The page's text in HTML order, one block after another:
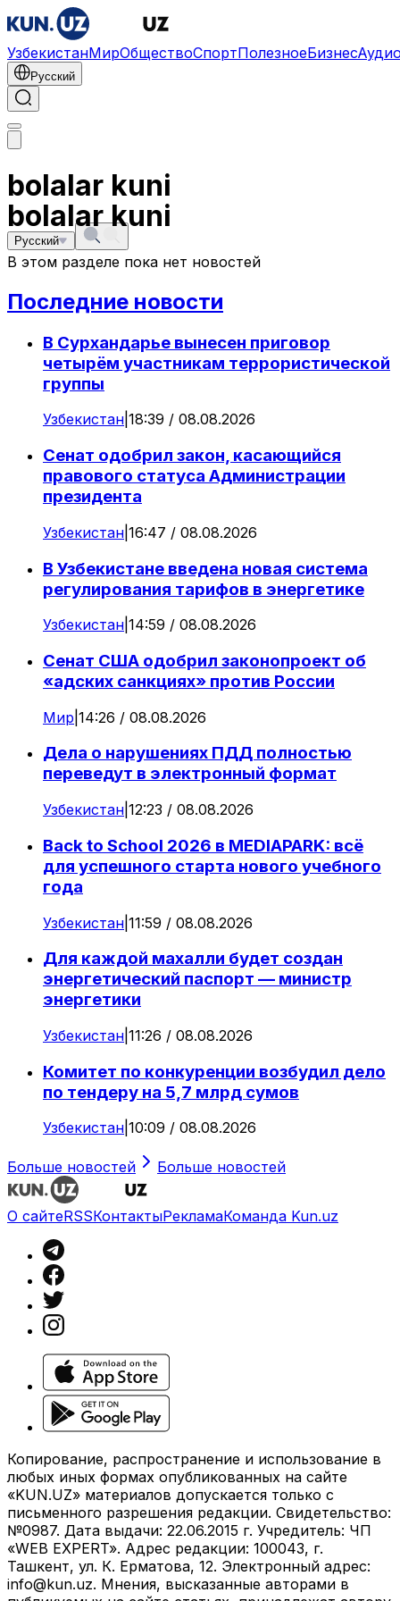
УзбекистанМирОбществоСпортПолезноеБизнес
Русский
bolalar kuni
Русский
bolalar kuni
В этом разделе пока нет новостей
Последние новости
В Сурхандарье вынесен приговор
четырём участникам террористической
группы
Узбекистан 18:39 / 08.08.2026
Сенат одобрил закон, касающийся
правового статуса Администрации
президента
Узбекистан 16:47 / 08.08.2026
В Узбекистане введена новая система
регулирования тарифов в энергетике
Узбекистан 14:59 / 08.08.2026
Сенат США одобрил законопроект об
«адских санкциях» против России
Мир 14:26 / 08.08.2026
Дела о нарушениях ПДД полностью
переведут в электронный формат
Узбекистан 12:23 / 08.08.2026
Back to School 2026 в MEDIAPARK: всё
для успешного старта нового учебного
года
Узбекистан 11:59 / 08.08.2026
Для каждой махалли будет создан
энергетический паспорт — министр
энергетики
Узбекистан 11:26 / 08.08.2026
Комитет по конкуренции возбудил дело
по тендеру на 5,7 млрд сумов
Узбекистан 10:09 / 08.08.2026
Больше новостей Больше новостей
О сайтеRSSКонтактыРекламаКоманда Kun.uz
Копирование, распространение и использование в
любых иных формах опубликованных на сайте
«KUN.UZ» материалов допускается только с
письменного разрешения редакции. Свидетельство:
№0987. Дата выдачи: 22.06.2015 г. Учредитель: ЧП
«WEB EXPERT». Адрес редакции: 100043, г.
Ташкент, ул. К. Ерматова, 12. Электронный адрес:
info@kun.uz. Мнения, высказанные авторами в